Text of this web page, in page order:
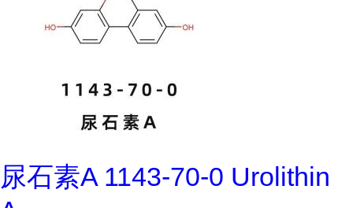
尿石素A 1143-70-0 Urolithin